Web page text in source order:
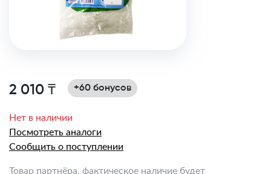
2 010 ₸ +60 бонусов
Нет в наличии
Посмотреть аналоги
Сообщить о поступлении
Товар партнёра, фактическое наличие будет